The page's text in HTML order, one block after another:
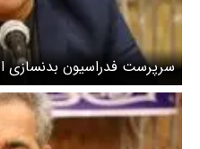
سرپرست فدراسیون بدنسازی